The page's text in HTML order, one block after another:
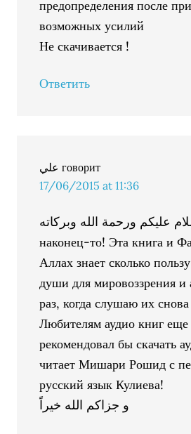
предопределения после
возможных усилий
Не скачивается !
Ответить
علي говорит
17/06/2015 at 11:36
عليكم ورحمة الله وبركاته
наконец-то! Эта книга и
Аллах знает сколько
души для мировоззрения
раз, когда слушаю их
Любителям аудио книг
рекомендовал бы скачать
читает Мишари Рошид с
русский язык Кулиева!
و جزاكم الله خيراً